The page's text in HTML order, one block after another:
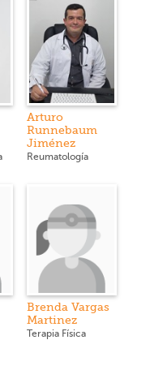
Arturo
Runnebaum
Jiménez
Reumatología
Brenda Vargas
Martinez
Terapia Física